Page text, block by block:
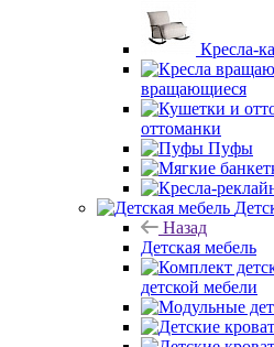
Кресла-
вращающиеся
оттоманки
Пуфы
Назад
Детская мебель
детской мебели